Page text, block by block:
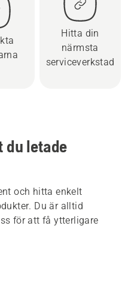
Hitta din
närmsta
serviceverkstad
du letade
och hitta enkelt
Du är alltid
för att få ytterligare